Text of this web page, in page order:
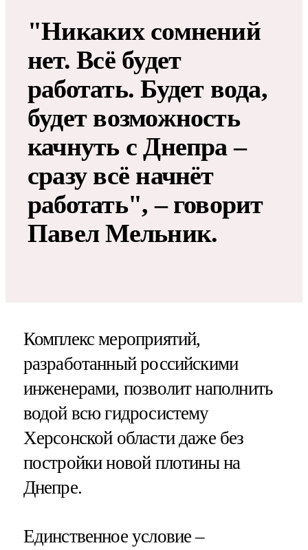
"Никаких сомнений
нет. Всё будет
работать. Будет вода,
будет возможность
качнуть с Днепра –
сразу всё начнёт
работать", – говорит
Павел Мельник.
Комплекс мероприятий,
разработанный российскими
инженерами, позволит наполнить
водой всю гидросистему
Херсонской области даже без
постройки новой плотины на
Днепре.
Единственное условие –